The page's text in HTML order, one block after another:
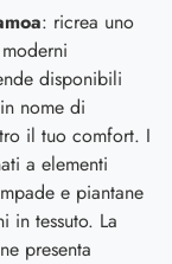
: ricrea uno
disponibili
nome di
il tuo comfort. I
a elementi
e piantane
in tessuto. La
presenta